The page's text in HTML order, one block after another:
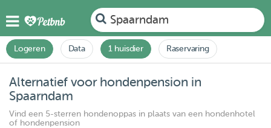
Spaarndam
Logeren Data 1 huisdier Raservaring
Alternatief voor hondenpension in
Spaarndam
Vind een 5-sterren hondenoppas in plaats van een hondenhotel
of hondenpension